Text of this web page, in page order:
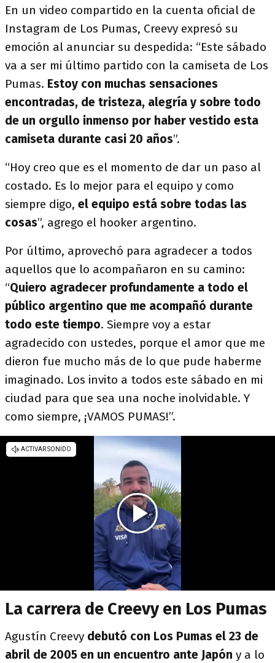
En un video compartido en la cuenta oficial de
Instagram de Los Pumas, Creevy expresó su
emoción al anunciar su despedida: “Este sábado
va a ser mi último partido con la camiseta de Los
Pumas. Estoy con muchas sensaciones
encontradas, de tristeza, alegría y sobre todo
de un orgullo inmenso por haber vestido esta
camiseta durante casi 20 años”.
“Hoy creo que es el momento de dar un paso al
costado. Es lo mejor para el equipo y como
siempre digo, el equipo está sobre todas las
cosas”, agrego el hooker argentino.
Por último, aprovechó para agradecer a todos
aquellos que lo acompañaron en su camino:
“Quiero agradecer profundamente a todo el
público argentino que me acompañó durante
todo este tiempo. Siempre voy a estar
agradecido con ustedes, porque el amor que me
dieron fue mucho más de lo que pude haberme
imaginado. Los invito a todos este sábado en mi
ciudad para que sea una noche inolvidable. Y
como siempre, ¡VAMOS PUMAS!”.
La carrera de Creevy en Los Pumas
Agustín Creevy debutó con Los Pumas el 23 de
abril de 2005 en un encuentro ante Japón y a lo